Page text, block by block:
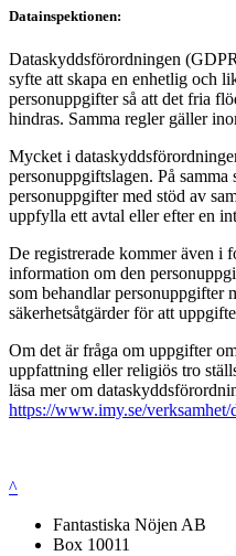
Datainspektionen:
Dataskyddsförordningen
syfte att skapa en enhetlig och
personuppgifter så att det fria
hindras. Samma regler gäller
Mycket i
personuppgiftslagen. På
personuppgifter med stöd av
uppfylla ett avtal eller efter en
De registrerade kommer även i
information om den
som behandlar personuppgifter
säkerhetsåtgärder för att
Om det är fråga om uppgifter
uppfattning eller religiös tro
läsa mer om
https://www.imy.se/verksamhet/
^
Fantastiska Nöjen AB
Box 10011